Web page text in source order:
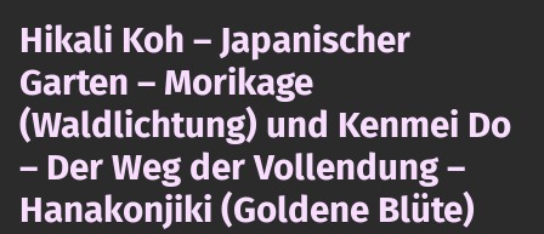
Hikali Koh – Japanischer
Garten – Morikage
(Waldlichtung) und Kenmei Do
– Der Weg der Vollendung –
Hanakonjiki (Goldene Blüte)